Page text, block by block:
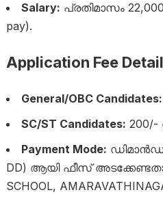
Salary: പ്രതിമാസം
pay).
Application Fee
General/OBC Candidates:
SC/ST Candidates:
Payment Mode: ഡിമാൻഡ്
DD) ആയി ഫീസ്
SCHOOL,